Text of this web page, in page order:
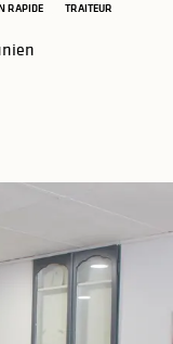
RAPIDE TRAITEUR